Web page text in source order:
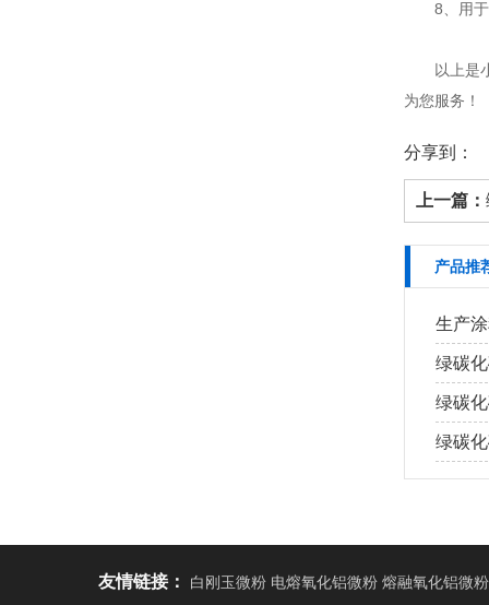
8、用于3-
以上是小
为您服务！
分享到：
上一篇：
产品推
生产
绿碳
绿碳
绿碳
友情链接： 白刚玉微粉 电熔氧化铝微粉 熔融氧化铝微粉